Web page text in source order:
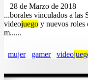
28 de Marzo de 2018
...borales vinculados a las
videojuego y nuevos roles
m......
mujer gamer video